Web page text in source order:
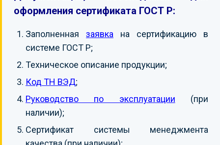
оформления сертификата ГОСТ Р:
Заполненная заявка на сертификацию в
системе ГОСТ Р;
Техническое описание продукции;
Код ТН ВЭД;
Руководство по эксплуатации
(при
наличии);
Сертификат системы менеджмента